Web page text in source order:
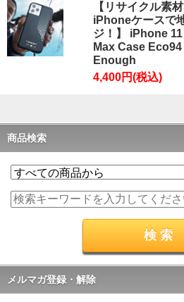
【リサイクル素
iPhoneケースで
ジ！】 iPhone
Max Case
Enough
4,400円(税込)
商品検索
メルマガ登録・解除